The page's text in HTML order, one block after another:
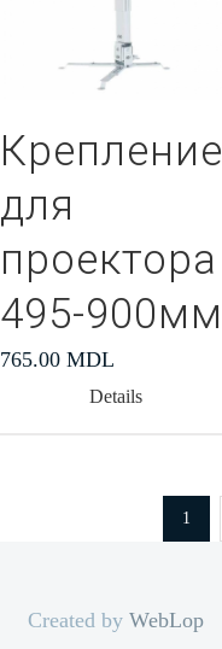
Крепление
для
проектора
495-900мм
765.00 MDL
Details
1
Created by WebLop